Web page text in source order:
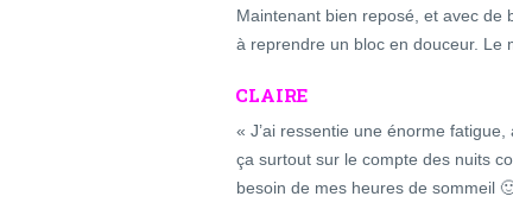
Maintenant bien reposé, et avec de
à reprendre un bloc en douceur.
CLAIRE
« J’ai ressentie une énorme
ça surtout sur le compte des nuits
besoin de mes heures de sommeil